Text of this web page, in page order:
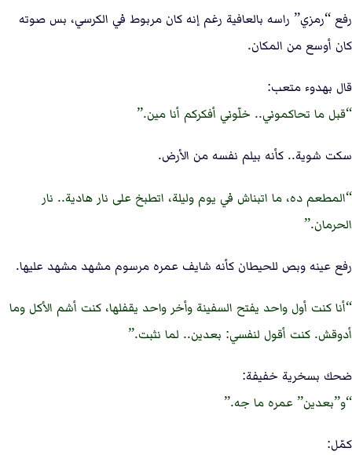
رفع “رمزي” راسه بالعافية رغم إنه كان مربوط في الكرسي، بس صوته
كان أوسع من المكان.
قال بهدوء متعب:
قبل ما تحاكموني.. خلّوني أفكركم أنا مين.
سكت شوية.. كأنه بيلم نفسه من الأرض.
المطعم ده، ما اتبناش في يوم وليلة، اتطبخ على نار هادية.. نار
الحرمان.
رفع عينه وبص للحيطان كأنه شايف عمره مرسوم مشهد مشهد عليها.
أنا كنت أول واحد يفتح السفينة وأخر واحد يقفلها، كنت أشم الأكل وما
أدوقش. كنت أقول لنفسي: بعدين.. لما نثبت.
ضحك بسخرية خفيفة:
و”بعدين” عمره ما جه.
كمّل: